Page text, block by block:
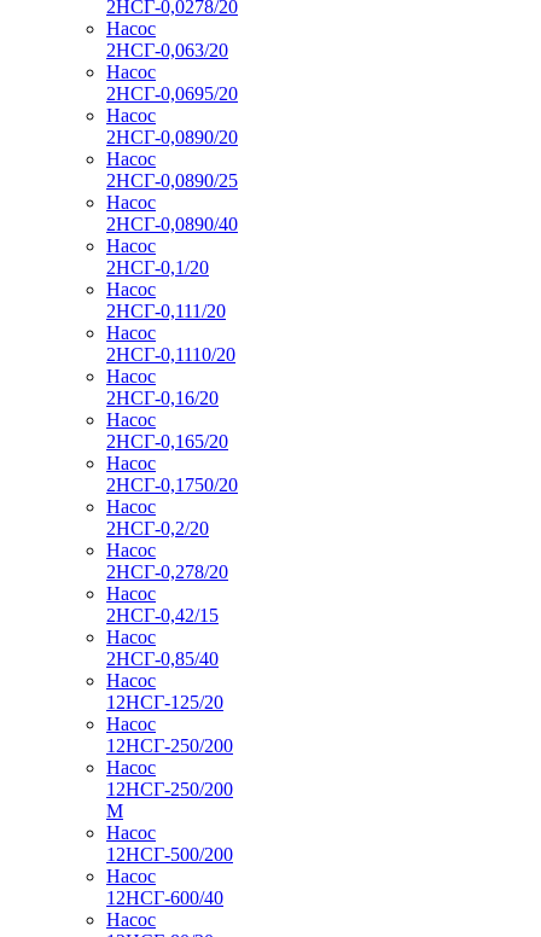
2НСГ-0,0278/20
Насос
2НСГ-0,063/20
Насос
2НСГ-0,0695/20
Насос
2НСГ-0,0890/20
Насос
2НСГ-0,0890/25
Насос
2НСГ-0,0890/40
Насос
2НСГ-0,1/20
Насос
2НСГ-0,111/20
Насос
2НСГ-0,1110/20
Насос
2НСГ-0,16/20
Насос
2НСГ-0,165/20
Насос
2НСГ-0,1750/20
Насос
2НСГ-0,2/20
Насос
2НСГ-0,278/20
Насос
2НСГ-0,42/15
Насос
2НСГ-0,85/40
Насос
12НСГ-125/20
Насос
12НСГ-250/200
Насос
12НСГ-250/200
М
Насос
12НСГ-500/200
Насос
12НСГ-600/40
Насос